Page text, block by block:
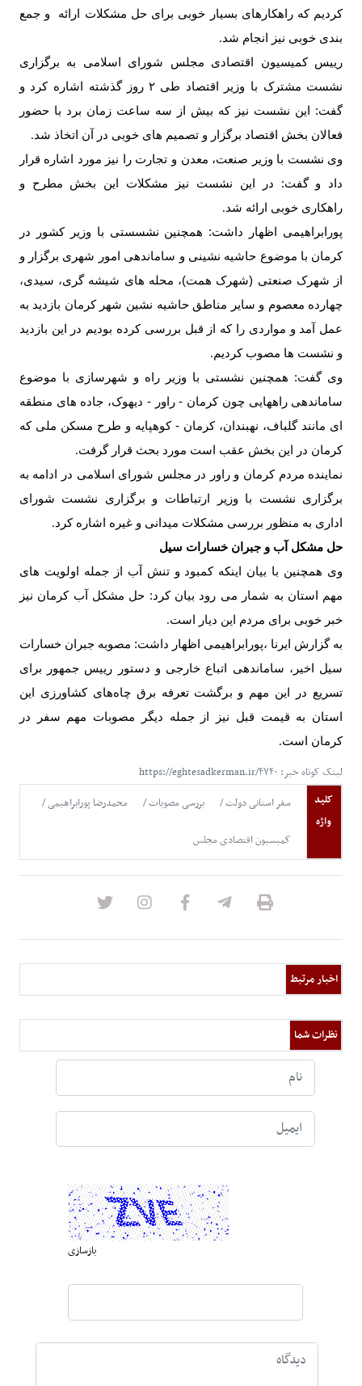
کردیم که راهکارهای بسیار خوبی برای حل مشکلات ارائه و جمع
بندی خوبی نیز انجام شد.
رییس کمیسیون اقتصادی مجلس شورای اسلامی به برگزاری
نشست مشترک با وزیر اقتصاد طی۲ روز گذشته اشاره کرد و
گفت: این نشست نیز که بیش از سه ساعت زمان برد با حضور
فعالان بخش اقتصاد برگزار و تصمیم های خوبی در آن اتخاذ شد.
وی نشست با وزیر صنعت، معدن و تجارت را نیز مورد اشاره قرار
داد و گفت: در این نشست نیز مشکلات این بخش مطرح و
راهکاری خوبی ارائه شد.
پورابراهیمی اظهار داشت: همچنین نشسستی با وزیر کشور در
کرمان با موضوع حاشیه نشینی و ساماندهی امور شهری برگزار و
از شهرک صنعتی (شهرک همت)، محله های شیشه گری، سیدی،
چهارده معصوم و سایر مناطق حاشیه نشین شهر کرمان بازدید به
عمل آمد و مواردی را که از قبل بررسی کرده بودیم در این بازدید
و نشست ها مصوب کردیم .
وی گفت: همچنین نشستی با وزیر راه و شهرسازی با موضوع
ساماندهی راههایی چون کرمان - راور - دیهوک، جاده های منطقه
ای مانند گلباف، نهبندان، کرمان - کوهپایه و طرح مسکن ملی که
کرمان در این بخش عقب است مورد بحث قرار گرفت.
نماینده مردم کرمان و راور در مجلس شورای اسلامی در ادامه به
برگزاری نشست با وزیر ارتباطات و برگزاری نشست شورای
اداری به منظور بررسی مشکلات میدانی و غیره اشاره کرد.
حل مشکل آب و جبران خسارات سیل
وی همچنین با بیان اینکه کمبود و تنش آب از جمله اولویت های
مهم استان به شمار می رود بیان کرد: حل مشکل آب کرمان نیز
خبر خوبی برای مردم این دیار است.
به گزارش ایرنا ،پورابراهیمی اظهار داشت: مصوبه جبران خسارات
سیل اخیر، ساماندهی اتباع خارجی و دستور رییس جمهور برای
تسریع در این مهم و برگشت تعرفه برق چاه‌های کشاورزی این
استان به قیمت قبل نیز از جمله دیگر مصوبات مهم سفر در
کرمان است.
لینک کوتاه خبر: https://eghtesadkerman.ir/۴۷۴۰
کلید
واژه
سفر استانی دولت بررسی مصوبات محمدرضا پورابراهیمی
کمیسیون اقتصادی مجلس
اخبار مرتبط
نظرات شما
بازسازی